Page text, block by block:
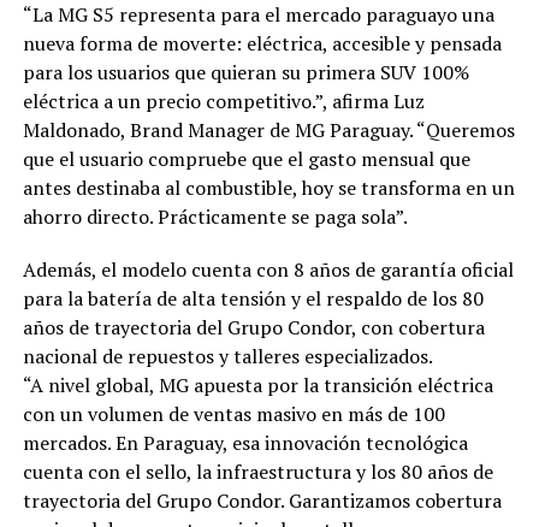
“La MG S5 representa para el mercado paraguayo una
nueva forma de moverte: eléctrica, accesible y pensada
para los usuarios que quieran su primera SUV 100%
eléctrica a un precio competitivo.”, afirma Luz
Maldonado, Brand Manager de MG Paraguay. “Queremos
que el usuario compruebe que el gasto mensual que
antes destinaba al combustible, hoy se transforma en un
ahorro directo. Prácticamente se paga sola”.
Además, el modelo cuenta con 8 años de garantía oficial
para la batería de alta tensión y el respaldo de los 80
años de trayectoria del Grupo Condor, con cobertura
nacional de repuestos y talleres especializados.
“A nivel global, MG apuesta por la transición eléctrica
con un volumen de ventas masivo en más de 100
mercados. En Paraguay, esa innovación tecnológica
cuenta con el sello, la infraestructura y los 80 años de
trayectoria del Grupo Condor. Garantizamos cobertura